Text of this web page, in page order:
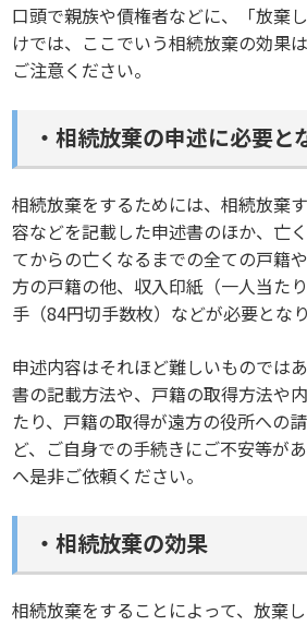
口頭で親族や債権者などに、「放棄
けでは、ここでいう相続放棄の効果
ご注意ください。
・相続放棄の申述に必要と
相続放棄をするためには、相続放棄
容などを記載した申述書のほか、亡
てからの亡くなるまでの全ての戸籍
方の戸籍の他、収入印紙（一人当た
手（84円切手数枚）などが必要となり
申述内容はそれほど難しいものでは
書の記載方法や、戸籍の取得方法や
たり、戸籍の取得が遠方の役所への
ど、ご自身での手続きにご不安等が
へ是非ご依頼ください。
・相続放棄の効果
相続放棄をすることによって、放棄